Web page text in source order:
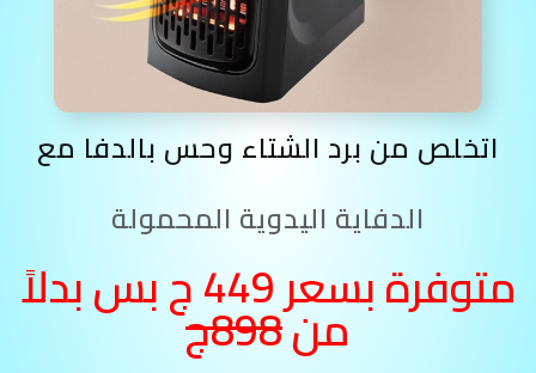
اتخلص من برد الشتاء وحس بالدفا مع
الدفاية اليدوية المحمولة
متوفرة بسعر 449 ج بس بدلاً
من898ج